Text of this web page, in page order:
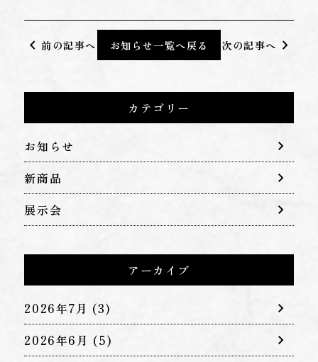
chevron_left前の記事へ お知らせ一覧へ戻る 次の記事へ chevron_right
カテゴリー
お知らせ
新商品
展示会
アーカイブ
2026年7月 (3)
2026年6月 (5)